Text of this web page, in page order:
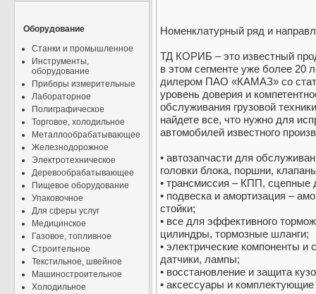
Оборудование
Станки и промышленное
Инструменты,
оборудование
Приборы измерительные
Лабораторное
Полиграфическое
Торговое, холодильное
Металлообрабатывающее
Железнодорожное
Электротехническое
Деревообрабатывающее
Пищевое оборудование
Упаковочное
Для сферы услуг
Медицинское
Газовое, топливное
Строительное
Текстильное, швейное
Машиностроительное
Холодильное
Номенклатурный ряд и
ТД КОРИБ – это известный
в этом сегменте уже более 20
дилером ПАО «КАМАЗ» со
уровень доверия и
обслуживания грузовой
найдете все, что нужно для
автомобилей известного
• автозапчасти для
головки блока, поршни,
• трансмиссия – КПП, сцепные
• подвеска и амортизация –
стойки;
• все для эффективного
цилиндры, тормозные шланги;
• электрические компоненты
датчики, лампы;
• восстановление и защита
• аксессуары и